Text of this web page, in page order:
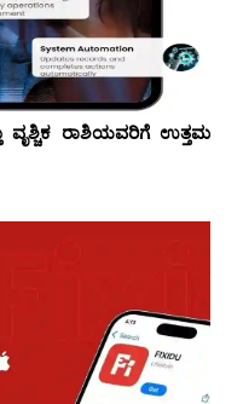
ವೃಶ್ಚಿಕ ರಾಶಿಯವರಿಗೆ ಉತ್ತಮ